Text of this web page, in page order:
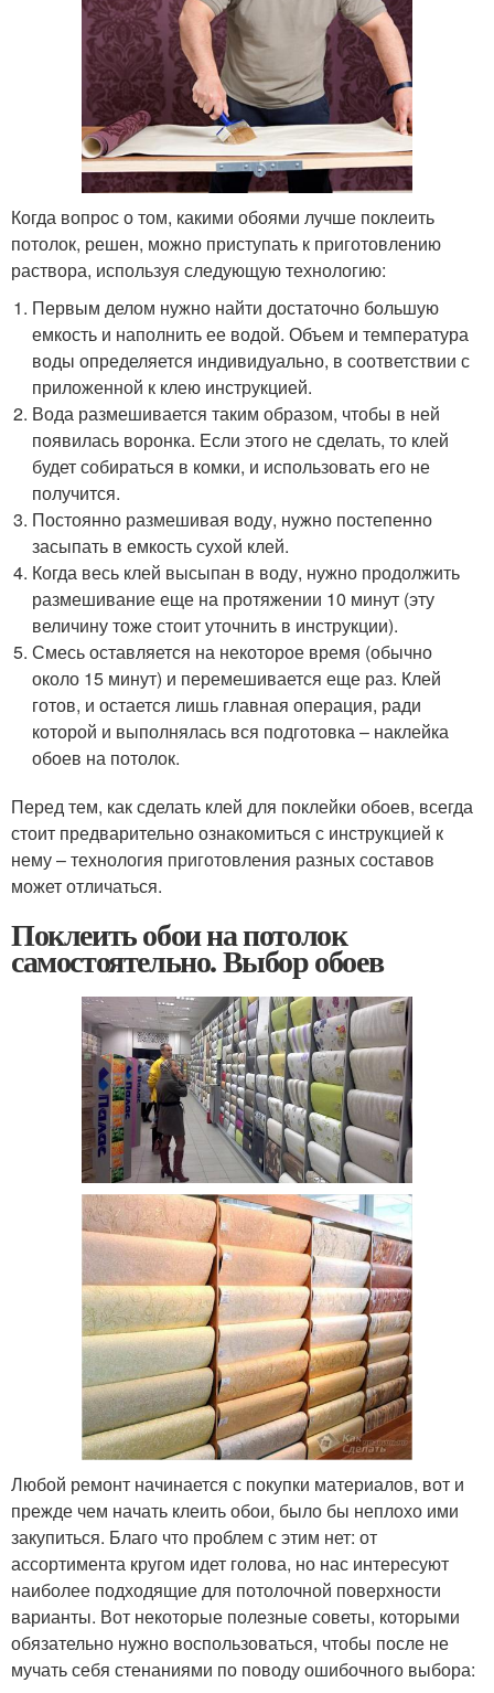
Когда вопрос о том, какими обоями лучше поклеить
потолок, решен, можно приступать к приготовлению
раствора, используя следующую технологию:
Первым делом нужно найти достаточно большую
емкость и наполнить ее водой. Объем и температура
воды определяется индивидуально, в соответствии с
приложенной к клею инструкцией.
Вода размешивается таким образом, чтобы в ней
появилась воронка. Если этого не сделать, то клей
будет собираться в комки, и использовать его не
получится.
Постоянно размешивая воду, нужно постепенно
засыпать в емкость сухой клей.
Когда весь клей высыпан в воду, нужно продолжить
размешивание еще на протяжении 10 минут (эту
величину тоже стоит уточнить в инструкции).
Смесь оставляется на некоторое время (обычно
около 15 минут) и перемешивается еще раз. Клей
готов, и остается лишь главная операция, ради
которой и выполнялась вся подготовка – наклейка
обоев на потолок.
Перед тем, как сделать клей для поклейки обоев, всегда
стоит предварительно ознакомиться с инструкцией к
нему – технология приготовления разных составов
может отличаться.
Поклеить обои на потолок
самостоятельно. Выбор обоев
Любой ремонт начинается с покупки материалов, вот и
прежде чем начать клеить обои, было бы неплохо ими
закупиться. Благо что проблем с этим нет: от
ассортимента кругом идет голова, но нас интересуют
наиболее подходящие для потолочной поверхности
варианты. Вот некоторые полезные советы, которыми
обязательно нужно воспользоваться, чтобы после не
мучать себя стенаниями по поводу ошибочного выбора: